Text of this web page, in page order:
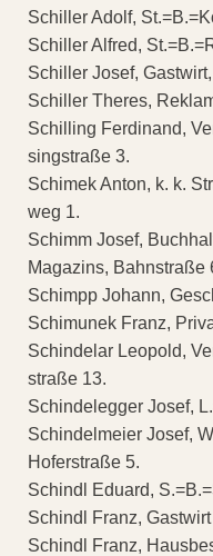
Schiller Adolf,
Schiller Alfred,
Schiller Josef,
Schiller Theres,
Schilling Ferdinand,
singstraße 3.
Schimek Anton, k. k.
weg 1.
Schimm Josef,
Magazins, Bahnstraße
Schimpp Johann,
Schimunek Franz,
Schindelar Leopold,
straße 13.
Schindelegger Josef,
Schindelmeier Josef,
Hoferstraße 5.
Schindl Eduard,
Schindl Franz, Gastwirt
Schindl Franz,